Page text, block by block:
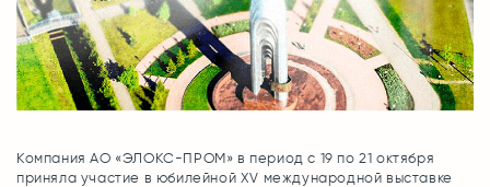
Компания АО «ЭЛОКС-ПРОМ» в период с 19 по 21 октября
приняла участие в юбилейной XV международной выставке